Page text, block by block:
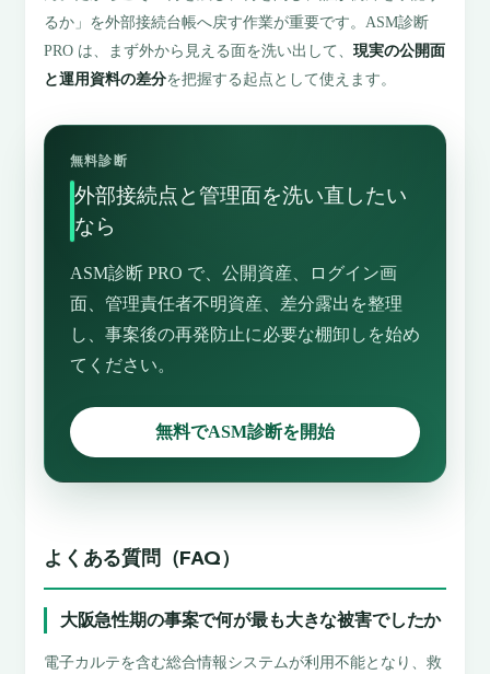
るか」を外部接続台帳へ戻す作業が重要です。ASM診断
PRO は、まず外から見える面を洗い出して、現実の公開面
と運用資料の差分を把握する起点として使えます。
無料診断
外部接続点と管理面を洗い直したい
なら
ASM診断 PRO で、公開資産、ログイン画
面、管理責任者不明資産、差分露出を整理
し、事案後の再発防止に必要な棚卸しを始め
てください。
無料でASM診断を開始
よくある質問（FAQ）
大阪急性期の事案で何が最も大きな被害でしたか
電子カルテを含む総合情報システムが利用不能となり、救